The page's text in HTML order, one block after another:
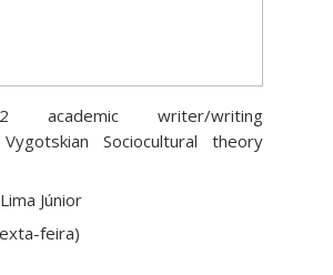
writer/writing
Sociocultural theory
Júnior
feira)